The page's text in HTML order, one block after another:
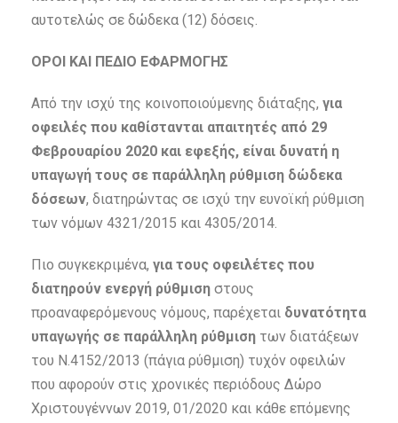
αυτοτελώς σε δώδεκα (12) δόσεις.
ΟΡΟΙ ΚΑΙ ΠΕΔΙΟ ΕΦΑΡΜΟΓΗΣ
Από την ισχύ της κοινοποιούμενης διάταξης, για
οφειλές που καθίστανται απαιτητές από 29
Φεβρουαρίου 2020 και εφεξής, είναι δυνατή η
υπαγωγή τους σε παράλληλη ρύθμιση δώδεκα
δόσεων, διατηρώντας σε ισχύ την ευνοϊκή ρύθμιση
των νόμων 4321/2015 και 4305/2014.
Πιο συγκεκριμένα, για τους οφειλέτες που
διατηρούν ενεργή ρύθμιση στους
προαναφερόμενους νόμους, παρέχεται δυνατότητα
υπαγωγής σε παράλληλη ρύθμιση των διατάξεων
του Ν.4152/2013 (πάγια ρύθμιση) τυχόν οφειλών
που αφορούν στις χρονικές περιόδους Δώρο
Χριστουγέννων 2019, 01/2020 και κάθε επόμενης